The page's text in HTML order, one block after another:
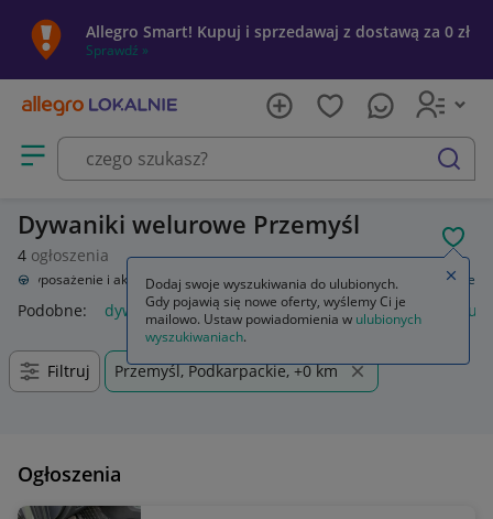
Allegro Smart! Kupuj i sprzedawaj z dostawą za 0 zł
Sprawdź »
Otwórz menu z kategoriami
szukaj
Dywaniki welurowe Przemyśl
4 ogłoszenia
Wyposażenie i akcesoria samochodowe Dywaniki Dywaniki welurowe
Podobne: dywaniki welurowe dywaniki samochodowe
Filtruj Przemyśl, Podkarpackie, +0 km
Ogłoszenia
Dodaj swoje wyszukiwania do ulubionych.
Gdy pojawią się nowe oferty, wyślemy Ci je
mailowo. Ustaw powiadomienia w ulubionych
wyszukiwaniach.